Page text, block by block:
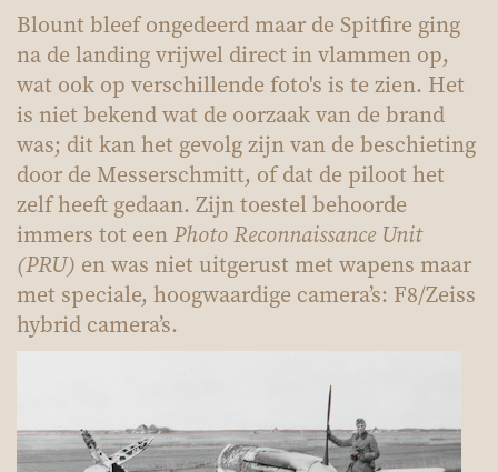
Blount bleef ongedeerd maar de Spitfire ging
na de landing vrijwel direct in vlammen op,
wat ook op verschillende foto's is te zien. Het
is niet bekend wat de oorzaak van de brand
was; dit kan het gevolg zijn van de beschieting
door de Messerschmitt, of dat de piloot het
zelf heeft gedaan. Zijn toestel behoorde
immers tot eenPhoto Reconnaissance Unit
(PRU) en was niet uitgerust met wapens maar
met speciale, hoogwaardige camera’s: F8/Zeiss
hybrid camera’s.